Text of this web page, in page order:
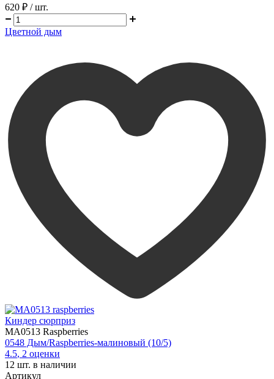
620 ₽ / шт.
Цветной дым
Киндер сюрприз
MA0513 Raspberries
0548 Дым/Raspberries-малиновый (10/5)
4.5, 2 оценки
12 шт. в наличии
Артикул